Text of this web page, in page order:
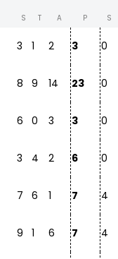
S T A P S
3 1 2 3 0
8 9 14 23 0
6 0 3 3 0
3 4 2 6 0
7 6 1 7 4
9 1 6 7 4